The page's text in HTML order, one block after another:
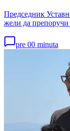
Председник
жели да препоручи
pre 00 minuta